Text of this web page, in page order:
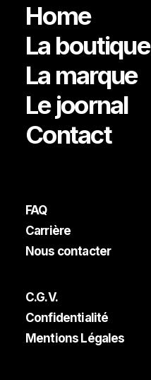
Home
La boutique
La marque
Le joornal
Contact
FAQ
Carrière
Nous contacter
C.G.V.
Confidentialité
Mentions Légales